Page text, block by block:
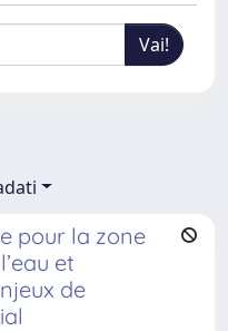
pour la zone
et
de